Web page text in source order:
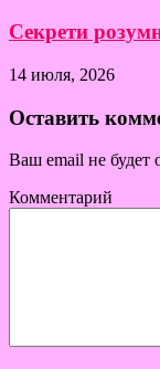
Секрети
14 июля, 2026
Оставить
Ваш email не будет
Комментарий